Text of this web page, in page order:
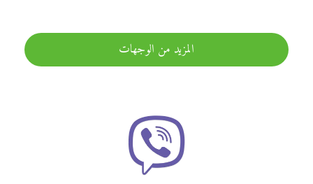
المزيد من الوجهات